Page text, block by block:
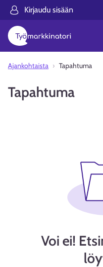
Kirjaudu sisään
Ajankohtaista Tapahtuma
Tapahtuma
Voi ei!